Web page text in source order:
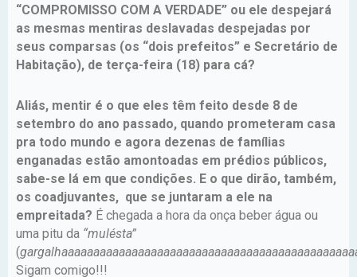
“COMPROMISSO COM A VERDADE” ou ele despejará
as mesmas mentiras deslavadas despejadas por
seus comparsas (os “dois prefeitos” e Secretário de
Habitação), de terça-feira (18) para cá?
Aliás, mentir é o que eles têm feito desde 8 de
setembro do ano passado, quando prometeram casa
pra todo mundo e agora dezenas de famílias
enganadas estão amontoadas em prédios públicos,
sabe-se lá em que condições. E o que dirão, também,
os coadjuvantes, que se juntaram a ele na
empreitada? É chegada a hora da onça beber água ou
uma pitu da “mulésta”
(
Sigam comigo!!!